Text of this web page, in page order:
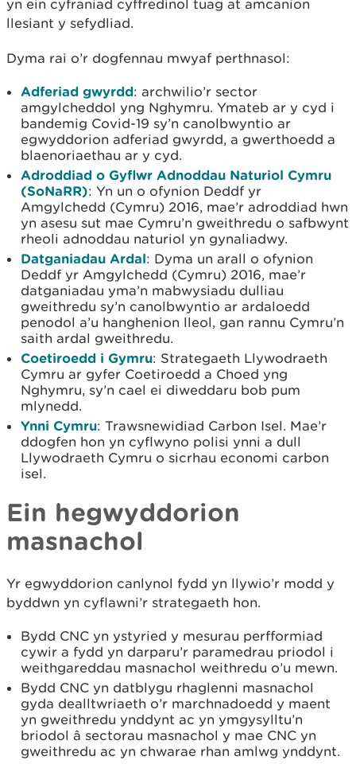
yn ein cyfraniad cyffredinol tuag at amcanion
llesiant y sefydliad.
Dyma rai o’r dogfennau mwyaf perthnasol:
Adferiad gwyrdd: archwilio’r sector
amgylcheddol yng Nghymru. Ymateb ar y cyd i
bandemig Covid-19 sy’n canolbwyntio ar
egwyddorion adferiad gwyrdd, a gwerthoedd a
blaenoriaethau ar y cyd.
Adroddiad o Gyflwr Adnoddau Naturiol Cymru
(SoNaRR): Yn un o ofynion Deddf yr
Amgylchedd (Cymru) 2016, mae’r adroddiad hwn
yn asesu sut mae Cymru’n gweithredu o safbwynt
rheoli adnoddau naturiol yn gynaliadwy.
Datganiadau Ardal: Dyma un arall o ofynion
Deddf yr Amgylchedd (Cymru) 2016, mae’r
datganiadau yma’n mabwysiadu dulliau
gweithredu sy’n canolbwyntio ar ardaloedd
penodol a’u hanghenion lleol, gan rannu Cymru’n
saith ardal gweithredu.
Coetiroedd i Gymru: Strategaeth Llywodraeth
Cymru ar gyfer Coetiroedd a Choed yng
Nghymru, sy’n cael ei diweddaru bob pum
mlynedd.
Ynni Cymru: Trawsnewidiad Carbon Isel. Mae’r
ddogfen hon yn cyflwyno polisi ynni a dull
Llywodraeth Cymru o sicrhau economi carbon
isel.
Ein hegwyddorion
masnachol
Yr egwyddorion canlynol fydd yn llywio’r modd y
byddwn yn cyflawni’r strategaeth hon.
Bydd CNC yn ystyried y mesurau perfformiad
cywir a fydd yn darparu’r paramedrau priodol i
weithgareddau masnachol weithredu o’u mewn.
Bydd CNC yn datblygu rhaglenni masnachol
gyda dealltwriaeth o’r marchnadoedd y maent
yn gweithredu ynddynt ac yn ymgysylltu’n
briodol â sectorau masnachol y mae CNC yn
gweithredu ac yn chwarae rhan amlwg ynddynt.